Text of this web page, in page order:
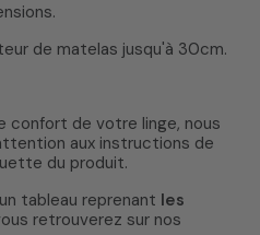
de matelas jusqu'à 30cm.
confort de votre linge, nous
aux instructions de
du produit.
tableau reprenant les
retrouverez sur nos